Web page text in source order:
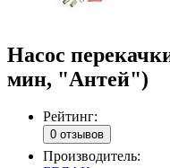
Насос
мин, "Антей")
Рейтинг:
0 отзывов
Производитель: